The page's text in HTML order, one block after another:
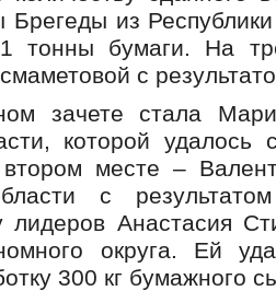
Брегеды из
тонны бумаги. На
с
зачете стала
которой удалось
месте –
с
лидеров Анастасия
округа. Ей
300 кг бумажного